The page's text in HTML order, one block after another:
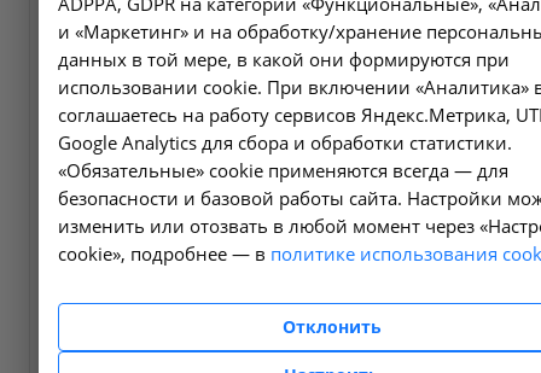
и «Маркетинг» и на обработку/хранение
данных в той мере, в какой они формируются при
использовании cookie. При включении «Аналитика»
соглашаетесь на работу сервисов Яндекс.Метрика,
Google Analytics для сбора и обработки статистики.
«Обязательные» cookie применяются всегда — для
безопасности и базовой работы сайта. Настройки
изменить или отозвать в любой момент через
cookie», подробнее — в политике использования
Отклонить